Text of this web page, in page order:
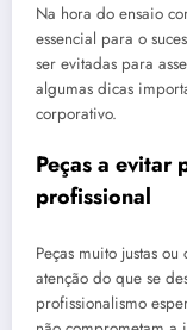
Na hora do ensaio
essencial para o
ser evitadas para
algumas dicas
corporativo.
Peças a evitar
profissional
Peças muito justas
atenção do que se
profissionalismo